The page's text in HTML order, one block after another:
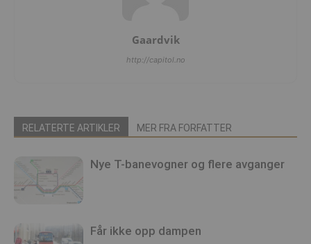
Gaardvik
http://capitol.no
RELATERTE ARTIKLER MER FRA FORFATTER
Nye T-banevogner og flere avganger
Får ikke opp dampen